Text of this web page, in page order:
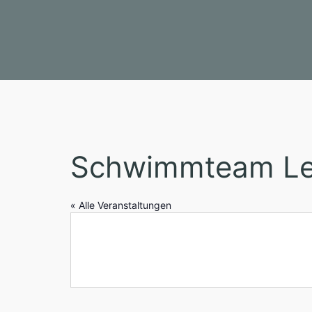
Schwimmteam
« Alle Veranstaltungen